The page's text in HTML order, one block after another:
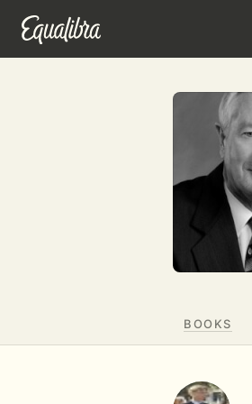
BOOKS